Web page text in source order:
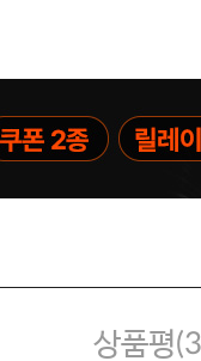
상품평(3